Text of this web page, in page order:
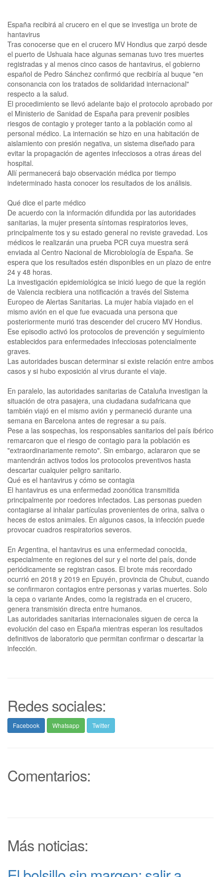
España recibirá al crucero en el que se investiga un brote de
hantavirus
Tras conocerse que en el crucero MV Hondius que zarpó desde
el puerto de Ushuaia hace algunas semanas tuvo tres muertes
registradas y al menos cinco casos de hantavirus, el gobierno
español de Pedro Sánchez confirmó que recibiría al buque "en
consonancia con los tratados de solidaridad internacional"
respecto a la salud.
El procedimiento se llevó adelante bajo el protocolo aprobado por
el Ministerio de Sanidad de España para prevenir posibles
riesgos de contagio y proteger tanto a la población como al
personal médico. La internación se hizo en una habitación de
aislamiento con presión negativa, un sistema diseñado para
evitar la propagación de agentes infecciosos a otras áreas del
hospital.
Allí permanecerá bajo observación médica por tiempo
indeterminado hasta conocer los resultados de los análisis.
Qué dice el parte médico
De acuerdo con la información difundida por las autoridades
sanitarias, la mujer presenta síntomas respiratorios leves,
principalmente tos y su estado general no reviste gravedad. Los
médicos le realizarán una prueba PCR cuya muestra será
enviada al Centro Nacional de Microbiología de España. Se
espera que los resultados estén disponibles en un plazo de entre
24 y 48 horas.
La investigación epidemiológica se inició luego de que la región
de Valencia recibiera una notificación a través del Sistema
Europeo de Alertas Sanitarias. La mujer había viajado en el
mismo avión en el que fue evacuada una persona que
posteriormente murió tras descender del crucero MV Hondius.
Ese episodio activó los protocolos de prevención y seguimiento
establecidos para enfermedades infecciosas potencialmente
graves.
Las autoridades buscan determinar si existe relación entre ambos
casos y si hubo exposición al virus durante el viaje.
En paralelo, las autoridades sanitarias de Cataluña investigan la
situación de otra pasajera, una ciudadana sudafricana que
también viajó en el mismo avión y permaneció durante una
semana en Barcelona antes de regresar a su país.
Pese a las sospechas, los responsables sanitarios del país ibérico
remarcaron que el riesgo de contagio para la población es
"extraordinariamente remoto". Sin embargo, aclararon que se
mantendrán activos todos los protocolos preventivos hasta
descartar cualquier peligro sanitario.
Qué es el hantavirus y cómo se contagia
El hantavirus es una enfermedad zoonótica transmitida
principalmente por roedores infectados. Las personas pueden
contagiarse al inhalar partículas provenientes de orina, saliva o
heces de estos animales. En algunos casos, la infección puede
provocar cuadros respiratorios severos.
En Argentina, el hantavirus es una enfermedad conocida,
especialmente en regiones del sur y el norte del país, donde
periódicamente se registran casos. El brote más recordado
ocurrió en 2018 y 2019 en Epuyén, provincia de Chubut, cuando
se confirmaron contagios entre personas y varias muertes. Solo
la cepa o variante Andes, como la registrada en el crucero,
genera transmisión directa entre humanos.
Las autoridades sanitarias internacionales siguen de cerca la
evolución del caso en España mientras esperan los resultados
definitivos de laboratorio que permitan confirmar o descartar la
infección.
Redes sociales:
Facebook Whatsapp Twitter
Comentarios:
Más noticias: